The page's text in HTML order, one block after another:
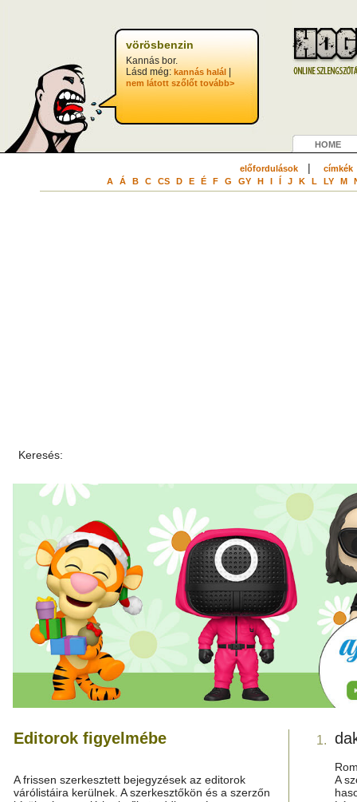
vörösbenzin
Kannás bor.
Lásd még: kannás halál
nem látott szőlőt tovább>
HOME
előfordulások| címkék
A Á B C CS D E É F G GY H I Í J K L LY M
Keresés:
Editorok figyelmébe
A frissen szerkesztett bejegyzések az editorok
várólistáira kerülnek. A szerkesztőkön és a szerzőn
1.
A